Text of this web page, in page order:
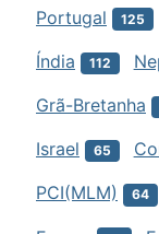
Portugal 125
Índia 112
Grã-Bretanha
Israel 65
PCI(MLM) 64